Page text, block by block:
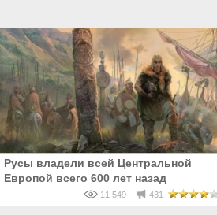
Русы владели всей Центральной
Европой всего 600 лет назад
11 549 431